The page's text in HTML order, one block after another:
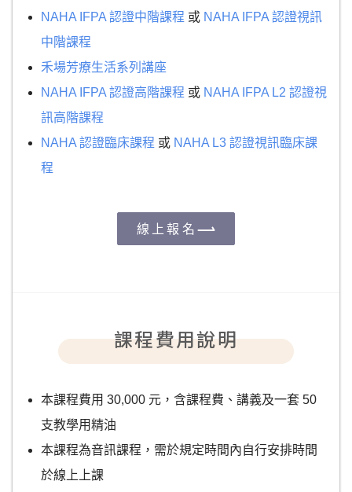
NAHA IFPA 認證中階課程 或 NAHA IFPA 認證視訊
中階課程
禾場芳療生活系列講座
NAHA IFPA 認證高階課程 或 NAHA IFPA L2 認證視
訊高階課程
NAHA 認證臨床課程 或 NAHA L3 認證視訊臨床課
程
線上報名
課程費用說明
本課程費用 30,000 元，含課程費、講義及一套 50
支教學用精油
本課程為音訊課程，需於規定時間內自行安排時間
於線上上課